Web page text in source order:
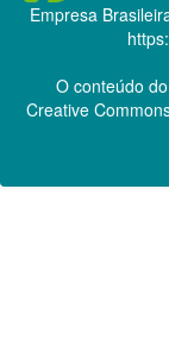
Empresa
O conteúdo
Creative